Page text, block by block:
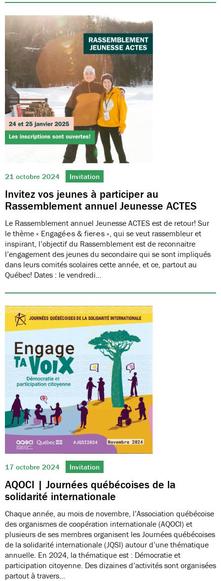
21 octobre 2024 Invitation
Invitez vos jeunes à participer au
Rassemblement annuel Jeunesse ACTES
Le Rassemblement annuel Jeunesse ACTES est de retour! Sur
le thème « Engagé·e·s & fier·e·s », qui se veut rassembleur et
inspirant, l’objectif du Rassemblement est de reconnaitre
l’engagement des jeunes du secondaire qui se sont impliqués
dans leurs comités scolaires cette année, et ce, partout au
Québec! Dates : le vendredi…
17 octobre 2024 Invitation
AQOCI | Journées québécoises de la
solidarité internationale
Chaque année, au mois de novembre, l’Association québécoise
des organismes de coopération internationale (AQOCI) et
plusieurs de ses membres organisent les Journées québécoises
de la solidarité internationale (JQSI) autour d’une thématique
annuelle. En 2024, la thématique est : Démocratie et
participation citoyenne. Des dizaines d’activités sont organisées
partout à travers…